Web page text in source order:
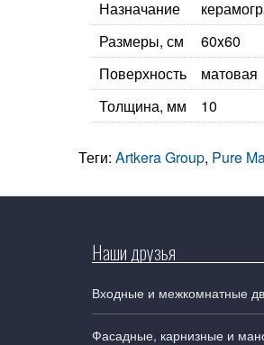
Назначание
Размеры, см
60x60
Поверхность
матовая
Толщина, мм
10
Теги: Artkera Group, Pure
Наши друзья
Входные и межкомнатные
Фасадные, карнизные и